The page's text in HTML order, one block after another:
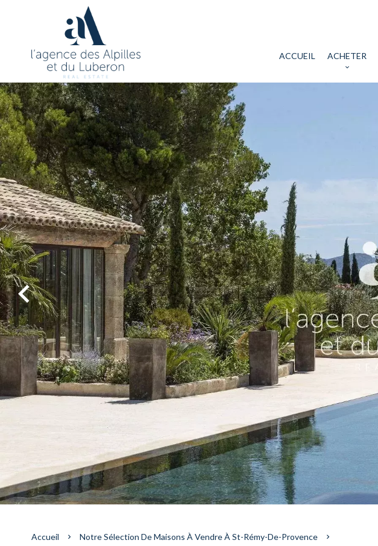
ACCUEIL ACHETER
Accueil Notre Sélection De Maisons À Vendre À St-Rémy-De-Provence